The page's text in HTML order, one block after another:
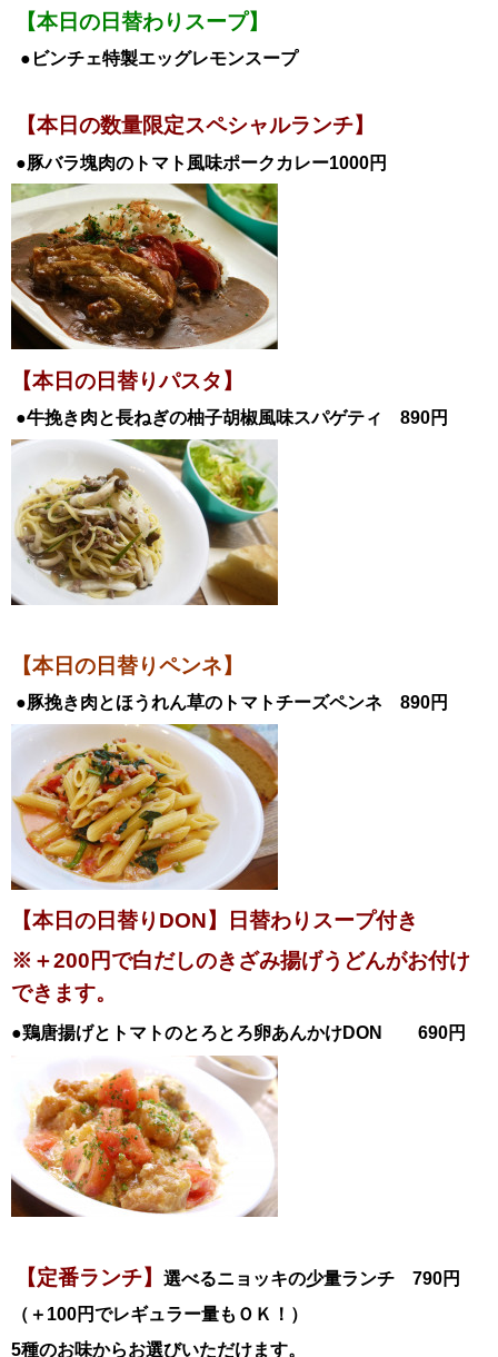
【本日の日替わりスープ】
●ビンチェ特製エッグレモンスープ
【本日の数量限定スペシャルランチ】
●豚バラ塊肉のトマト風味ポークカレー1000円
【本日の日替りパスタ】
●牛挽き肉と長ねぎの柚子胡椒風味スパゲティ 890円
【本日の日替りペンネ】
●豚挽き肉とほうれん草のトマトチーズペンネ 890円
【本日の日替りDON】日替わりスープ付き
※＋200円で白だしのきざみ揚げうどんがお付け
できます。
●鶏唐揚げとトマトのとろとろ卵あんかけDON 690円
【定番ランチ】
選べるニョッキの少量ランチ 790円
（＋100円でレギュラー量もＯＫ！）
5種のお味からお選びいただけます。